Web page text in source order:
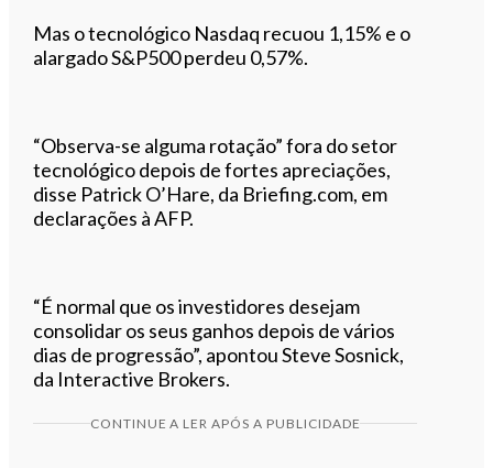
Mas o tecnológico Nasdaq recuou 1,15% e o
alargado S&P500 perdeu 0,57%.
“Observa-se alguma rotação” fora do setor
tecnológico depois de fortes apreciações,
disse Patrick O’Hare, da Briefing.com, em
declarações à AFP.
“É normal que os investidores desejam
consolidar os seus ganhos depois de vários
dias de progressão”, apontou Steve Sosnick,
da Interactive Brokers.
CONTINUE A LER APÓS A PUBLICIDADE